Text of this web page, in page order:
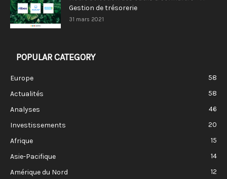
Gestion de trésorerie
31 mars 2021
POPULAR CATEGORY
Europe
58
Actualités
58
Analyses
46
Investissements
20
Afrique
15
Asie-Pacifique
14
Amérique du Nord
12